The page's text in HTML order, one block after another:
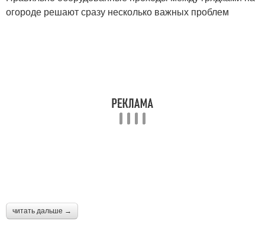
огороде решают сразу несколько важных проблем
читать дальше →